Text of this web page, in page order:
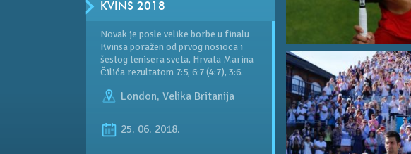
KVINS 2018
Novak je posle velike borbe u finalu
Kvinsa poražen od prvog nosioca i
šestog tenisera sveta, Hrvata Marina
Čilića rezultatom 7:5, 6:7 (4:7), 3:6.
London, Velika Britanija
25. 06. 2018.